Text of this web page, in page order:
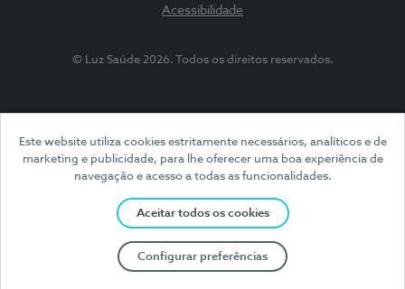
Este website utiliza cookies estritamente necessários, analíticos e de
marketing e publicidade, para lhe oferecer uma boa experiência de
navegação e acesso a todas as funcionalidades.
Aceitar todos os cookies
Configurar preferências
Acessibilidade
© Luz Saúde 2026. Todos os direitos reservados.